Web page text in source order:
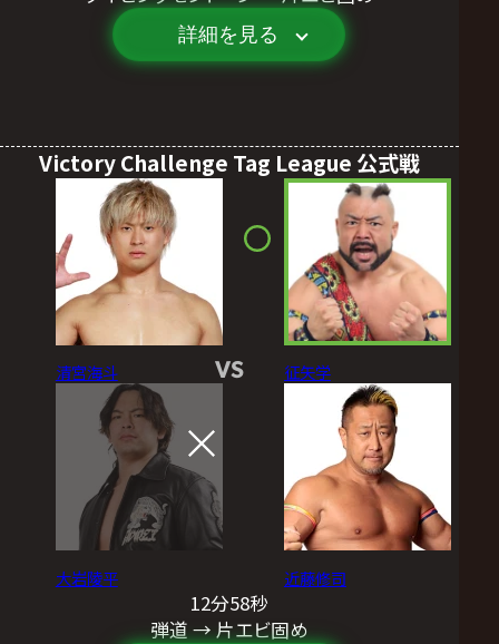
詳細を見る
Victory Challenge Tag League 公式戦
清宮海斗
大岩陵平
VS 征矢学
近藤修司
12分58秒
弾道 → 片エビ固め